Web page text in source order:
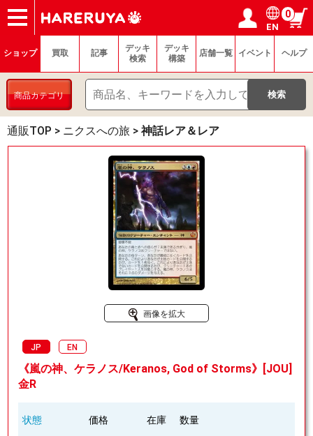
ショップ
買取
記事
デッキ検索
デッキ構築
選手一覧
店舗一覧
イベント
ヘルプ
お問い合わせ ログイン／会員登録
マイページ
EN
0
ショップ 買取 記事
デッキ
検索
デッキ
構築
店舗一覧 イベント ヘルプ
商品カテゴリ
通販TOP > ニクスへの旅 > 神話レア＆レア
画像を拡大
JP EN
《嵐の神、ケラノス/Keranos, God of Storms》[JOU]
金R
状態 価格 在庫 数量